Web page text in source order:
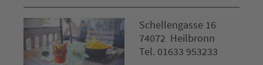
Schellengasse 16
74072 Heilbronn
Tel. 01633 953233